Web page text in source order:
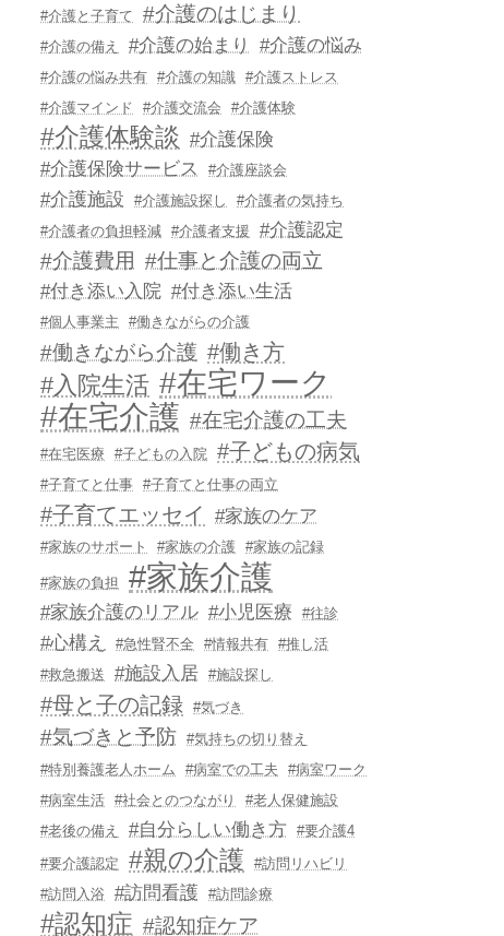
#介護と子育て #介護のはじまり
#介護の備え #介護の始まり #介護の悩み
#介護の悩み共有 #介護の知識
#介護ストレス
#介護マインド
#介護交流会 #介護体験
#介護体験談 #介護保険
#介護保険サービス
#介護座談会
#介護施設 #介護施設探し
#介護者の気持ち
#介護者の負担軽減
#介護者支援 #介護認定
#介護費用 #仕事と介護の両立
#付き添い入院 #付き添い生活
#個人事業主 #働きながらの介護
#働きながら介護 #働き方
#入院生活 #在宅ワーク
#在宅介護 #在宅介護の工夫
#在宅医療 #子どもの入院 #子どもの病気
#子育てと仕事 #子育てと仕事の両立
#子育てエッセイ #家族のケア
#家族のサポート #家族の介護 #家族の記録
#家族の負担 #家族介護
#家族介護のリアル #小児医療 #往診
#心構え #急性腎不全 #情報共有
#推し活
#救急搬送
#施設入居 #施設探し
#母と子の記録 #気づき
#気づきと予防
#気持ちの切り替え
#特別養護老人ホーム
#病室での工夫
#病室ワーク
#病室生活
#社会とのつながり
#老人保健施設
#老後の備え
#自分らしい働き方
#要介護4
#要介護認定
#親の介護
#訪問リハビリ
#訪問入浴
#訪問看護 #訪問診療
#認知症 #認知症ケア